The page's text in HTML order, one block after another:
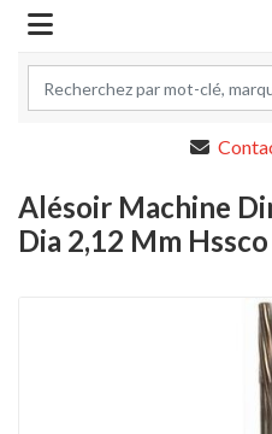
Alésoir Machine
Dia 2,12 Mm Hssco